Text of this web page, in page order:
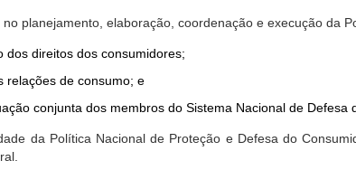
planejamento, elaboração, coordenação e execução da
direitos dos consumidores;
relações de consumo; e
conjunta dos membros do Sistema Nacional de Defesa
da Política Nacional de Proteção e Defesa do